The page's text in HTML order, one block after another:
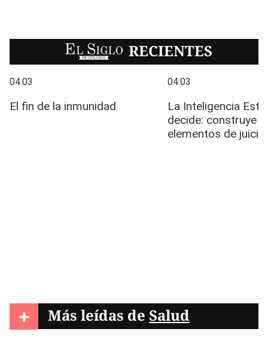
EL SIGLO RECIENTES
+ Más leídas de Salud